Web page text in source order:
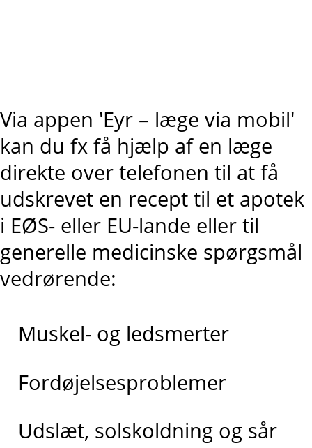
Via appen 'Eyr – læge via mobil'
kan du fx få hjælp af en læge
direkte over telefonen til at få
udskrevet en recept til et apotek
i EØS- eller EU-lande eller til
generelle medicinske spørgsmål
vedrørende:
Muskel- og ledsmerter
Fordøjelsesproblemer
Udslæt, solskoldning og sår